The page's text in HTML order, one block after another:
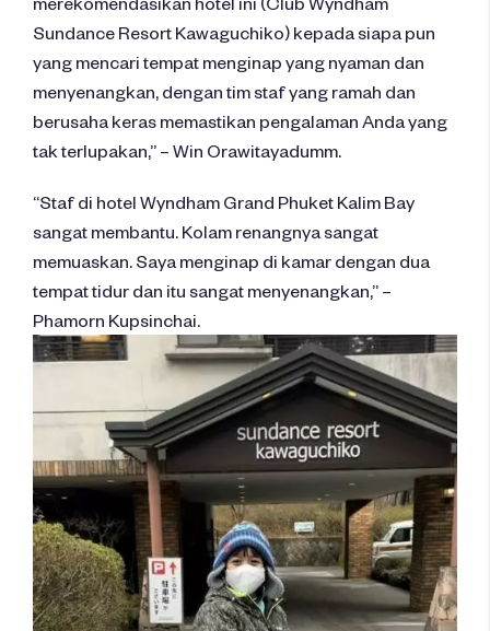
Sundance Resort Kawaguchiko) kepada siapa pun
yang mencari tempat menginap yang nyaman dan
menyenangkan, dengan tim staf yang ramah dan
berusaha keras memastikan pengalaman Anda yang
tak terlupakan,” – Win Orawitayadumm.
“Staf di hotel Wyndham Grand Phuket Kalim Bay
sangat membantu. Kolam renangnya sangat
memuaskan. Saya menginap di kamar dengan dua
tempat tidur dan itu sangat menyenangkan,” –
Phamorn Kupsinchai.